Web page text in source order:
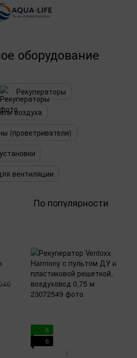
оборудование
Рекуператоры
воздуха
(проветриватели)
вентиляции
По популярности
6
6
2